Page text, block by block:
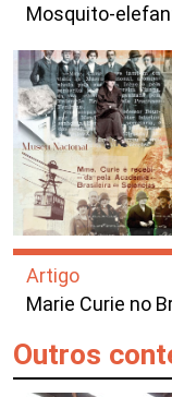
Mosquito-
Artigo
Marie Curie no
Outros